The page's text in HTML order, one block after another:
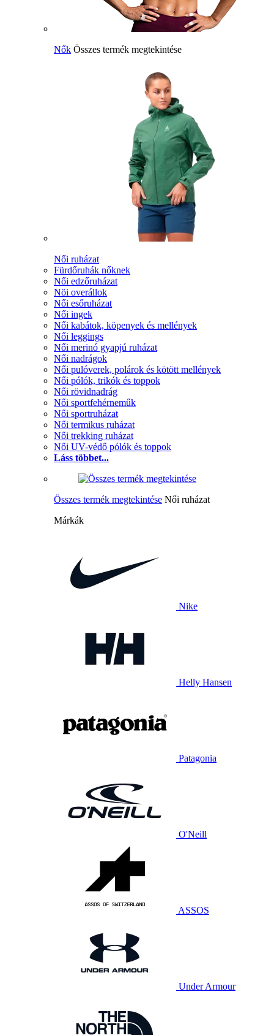
Nők Összes termék megtekintése
Női ruházat
Fürdőruhák nőknek
Női edzőruházat
Nöi overállok
Női esőruházat
Női ingek
Női kabátok, köpenyek és mellények
Női leggings
Női merinó gyapjú ruházat
Női nadrágok
Női pulóverek, polárok és kötött mellények
Női pólók, trikók és toppok
Női rövidnadrág
Női sportfehérneműk
Női sportruházat
Női termikus ruházat
Női trekking ruházat
Női UV-védő pólók és toppok
Láss többet...
Összes termék megtekintése Női ruházat
Márkák
Nike
Helly Hansen
Patagonia
O'Neill
ASSOS
Under Armour